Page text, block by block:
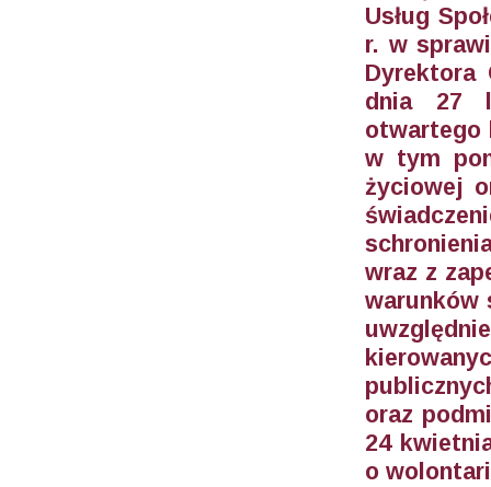
Usług
r. w
Dyrektora
dnia 27
otwartego
w tym
życiowej
wraz z
warunków
oraz
24
o